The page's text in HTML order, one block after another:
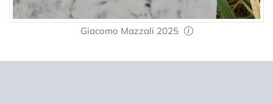
Giacomo Mazzali 2025